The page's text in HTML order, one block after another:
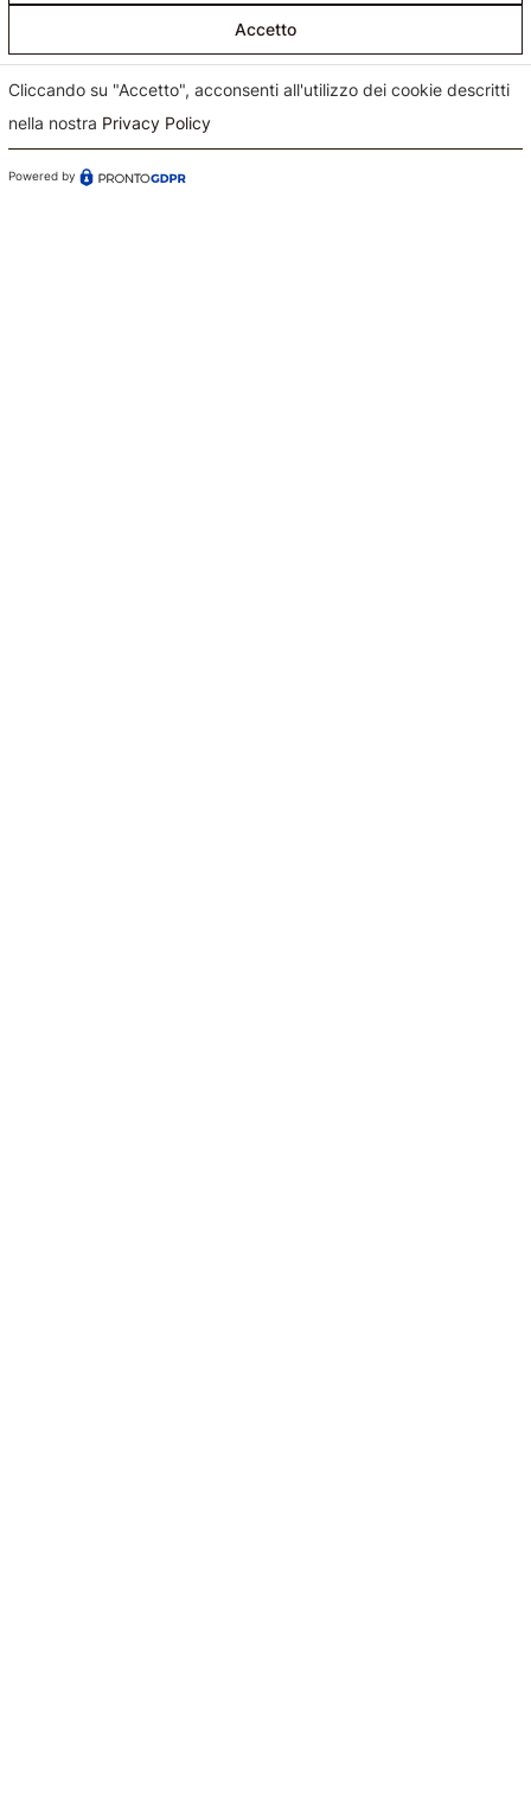
Accetto
Cliccando su "Accetto", acconsenti all'utilizzo dei cookie descritti
nella nostra Privacy Policy
Powered by